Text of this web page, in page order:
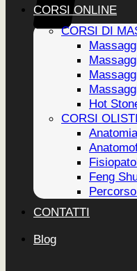
CORSI ONLINE
CORSI DI
Hot
CORSI
Anatomia
Feng
CONTATTI
Blog